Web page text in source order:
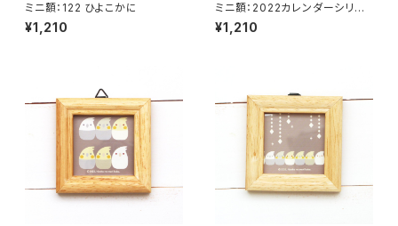
ミニ額：122 ひよこかに
¥1,210
ミニ額：2022カレンダーシリー
ズ 101-113（全１３種類）
¥1,210